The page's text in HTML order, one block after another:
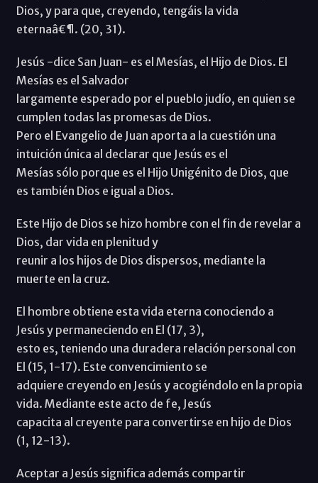
Dios, y para que, creyendo, tengáis la vida
eternaâ€¶. (20, 31).
Jesús -dice San Juan- es el Mesías, el Hijo de Dios. El
Mesías es el Salvador
largamente esperado por el pueblo judío, en quien se
cumplen todas las promesas de Dios.
Pero el Evangelio de Juan aporta a la cuestión una
intuición única al declarar que Jesús es el
Mesías sólo porque es el Hijo Unigénito de Dios, que
es también Dios e igual a Dios.
Este Hijo de Dios se hizo hombre con el fin de revelar a
Dios, dar vida en plenitud y
reunir a los hijos de Dios dispersos, mediante la
muerte en la cruz.
El hombre obtiene esta vida eterna conociendo a
Jesús y permaneciendo en El (17, 3),
esto es, teniendo una duradera relación personal con
El (15, 1-17). Este convencimiento se
adquiere creyendo en Jesús y acogiéndolo en la propia
vida. Mediante este acto de fe, Jesús
capacita al creyente para convertirse en hijo de Dios
(1, 12-13).
Aceptar a Jesús significa además compartir